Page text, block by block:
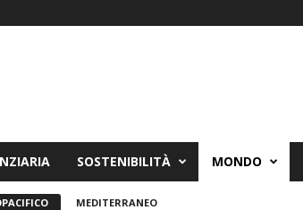
SOSTENIBILITÀ MONDO
MEDITERRANEO